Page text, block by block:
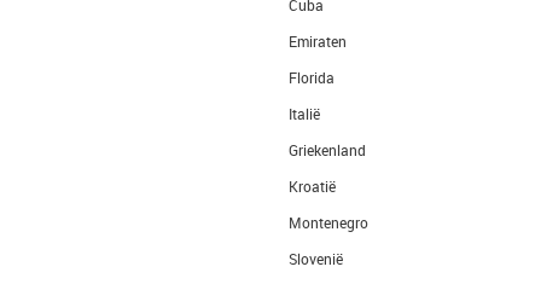
Cuba
Emiraten
Florida
Italië
Griekenland
Kroatië
Montenegro
Slovenië